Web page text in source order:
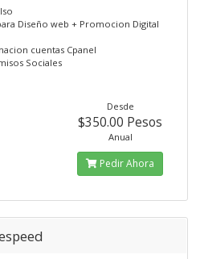
Diseño web + Promocion Digital
cuentas Cpanel
Sociales
Desde
$350.00 Pesos
Anual
Pedir Ahora